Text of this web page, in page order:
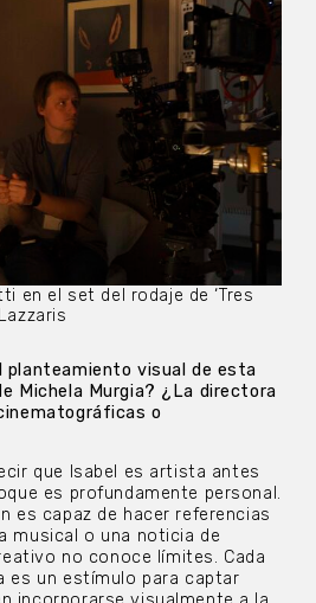
en el set del rodaje de ‘Tres
planteamiento visual de esta
Michela Murgia? ¿La directora
o
que Isabel es artista antes
es profundamente personal.
es capaz de hacer referencias
musical o una noticia de
no conoce límites. Cada
es un estímulo para captar